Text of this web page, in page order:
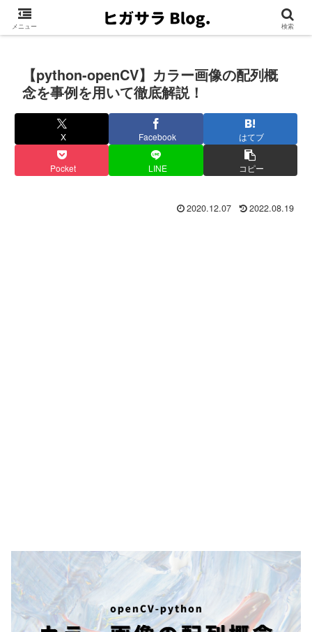
【python-openCV】カラー画像の配列概
念を事例を用いて徹底解説！
X Facebook はてブ
Pocket LINE コピー
2020.12.07 2022.08.19
メニュー 検索